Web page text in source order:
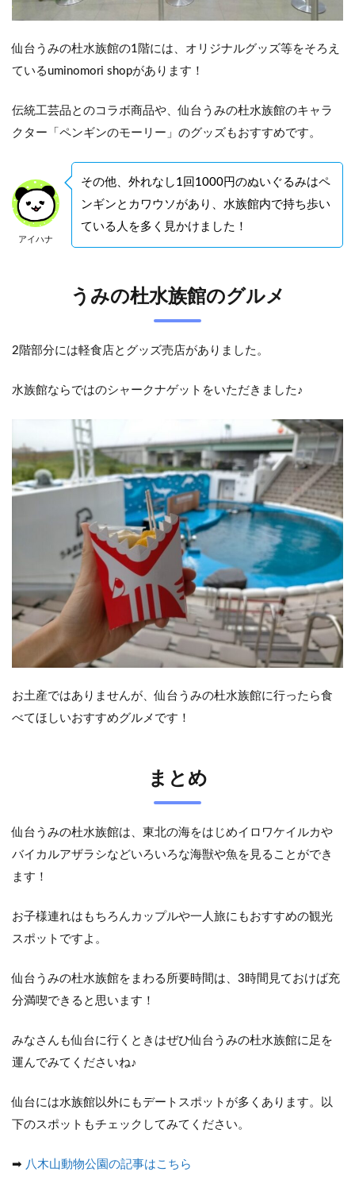
仙台うみの杜水族館の1階には、オリジナルグッズ等をそろえ
ているuminomori shopがあります！
伝統工芸品とのコラボ商品や、仙台うみの杜水族館のキャラ
クター「ペンギンのモーリー」のグッズもおすすめです。
アイハナ
その他、外れなし1回1000円のぬいぐるみはペ
ンギンとカワウソがあり、水族館内で持ち歩い
ている人を多く見かけました！
うみの杜水族館のグルメ
2階部分には軽食店とグッズ売店がありました。
水族館ならではのシャークナゲットをいただきました♪
お土産ではありませんが、仙台うみの杜水族館に行ったら食
べてほしいおすすめグルメです！
まとめ
仙台うみの杜水族館は、東北の海をはじめイロワケイルカや
バイカルアザラシなどいろいろな海獣や魚を見ることができ
ます！
お子様連れはもちろんカップルや一人旅にもおすすめの観光
スポットですよ。
仙台うみの杜水族館をまわる所要時間は、3時間見ておけば充
分満喫できると思います！
みなさんも仙台に行くときはぜひ仙台うみの杜水族館に足を
運んでみてくださいね♪
仙台には水族館以外にもデートスポットが多くあります。以
下のスポットもチェックしてみてください。
➡ 八木山動物公園の記事はこちら